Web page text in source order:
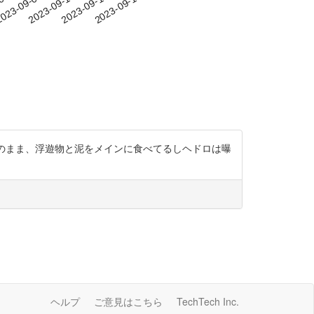
09-07
2023-09-102023-09-132023-09-16
ま、浮遊物と泥をメインに食べてるしヘドロは曝
ヘルプ ご意見はこちら TechTech Inc.